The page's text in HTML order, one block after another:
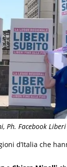
Ph. Facebook
d’Italia che